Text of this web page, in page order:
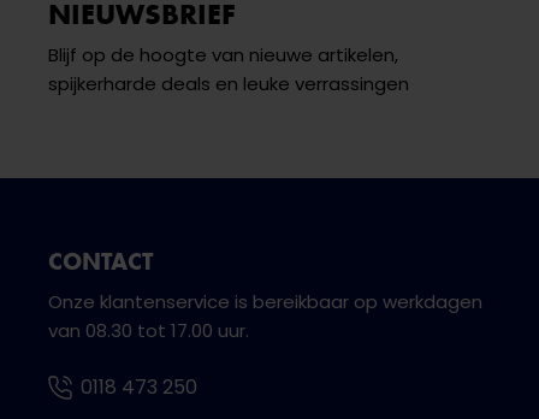
NIEUWSBRIEF
Blijf op de hoogte van nieuwe artikelen,
spijkerharde deals en leuke verrassingen
CONTACT
Onze klantenservice is bereikbaar op werkdagen
van 08.30 tot 17.00 uur.
0118 473 250